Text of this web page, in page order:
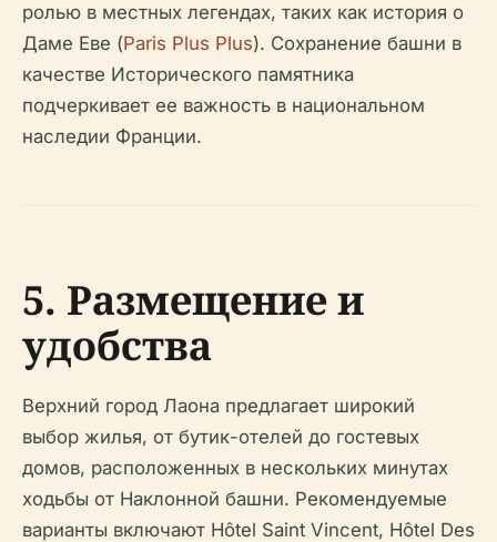
ролью в местных легендах, таких как история о
Даме Еве (Paris Plus Plus). Сохранение башни в
качестве Исторического памятника
подчеркивает ее важность в национальном
наследии Франции.
5. Размещение и
удобства
Верхний город Лаона предлагает широкий
выбор жилья, от бутик-отелей до гостевых
домов, расположенных в нескольких минутах
ходьбы от Наклонной башни. Рекомендуемые
варианты включают Hôtel Saint Vincent, Hôtel Des